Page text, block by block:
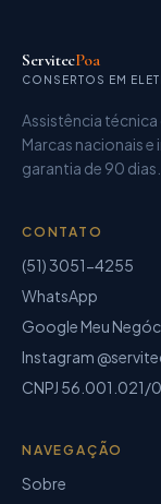
ServitecPoa
CONSERTOS EM
Assistência
Marcas nacionais
garantia de 90 dias
CONTATO
(51) 3051-4255
WhatsApp
Google Meu
Instagram
CNPJ 56.001.021/
NAVEGAÇÃO
Sobre